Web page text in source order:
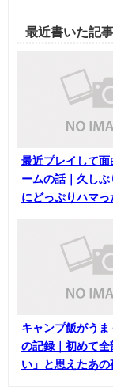
最近書いた記事
最近プレイして面
ームの話｜久しぶ
にどっぷりハマっ
キャンプ飯がうま
の記録｜初めて全
い」と思えたあの